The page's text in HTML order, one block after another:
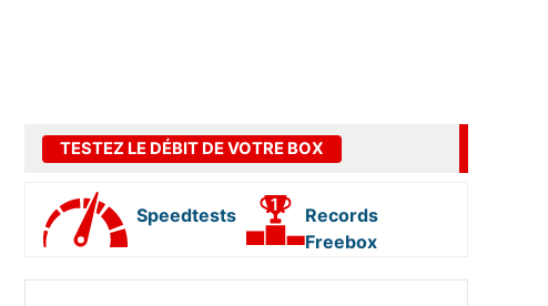
TESTEZ LE DÉBIT DE VOTRE BOX
Speedtests
Records
Freebox